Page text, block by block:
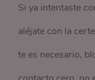
Si ya intentaste
aléjate con la
te es necesario,